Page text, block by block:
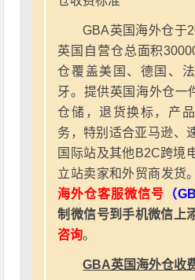
GBA英国海外仓于
英国自营仓总面积
仓覆盖美国、德国、
牙。提供英国海外仓一
仓储，退货换标，产
务，特别适合亚马逊、
国际站及其他B2C跨境
立站卖家和外贸商发货。
海外仓客服微信号 （
制微信号到手机微信上
咨询。
GBA英国海外仓收